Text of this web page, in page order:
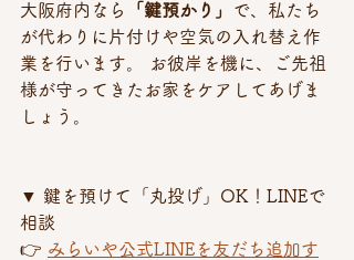
大阪府内なら 「鍵預かり」
で、私たち
が代わりに片付けや空気の入れ替え作
業を行います。 お彼岸を機に、ご先祖
様が守ってきたお家をケアしてあげま
しょう。
▼ 鍵を預けて「丸投げ」OK！LINEで
相談
👉 みらいや公式LINEを友だち追加す